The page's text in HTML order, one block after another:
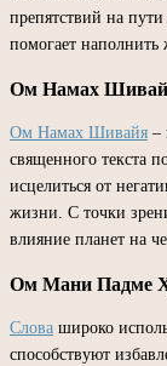
препятствий на
помогает наполнить
Ом Намах
Ом Намах Шивайя –
священного текста
исцелиться от
жизни. С точки
влияние планет на
Ом Мани Падме
Слова широко
способствуют